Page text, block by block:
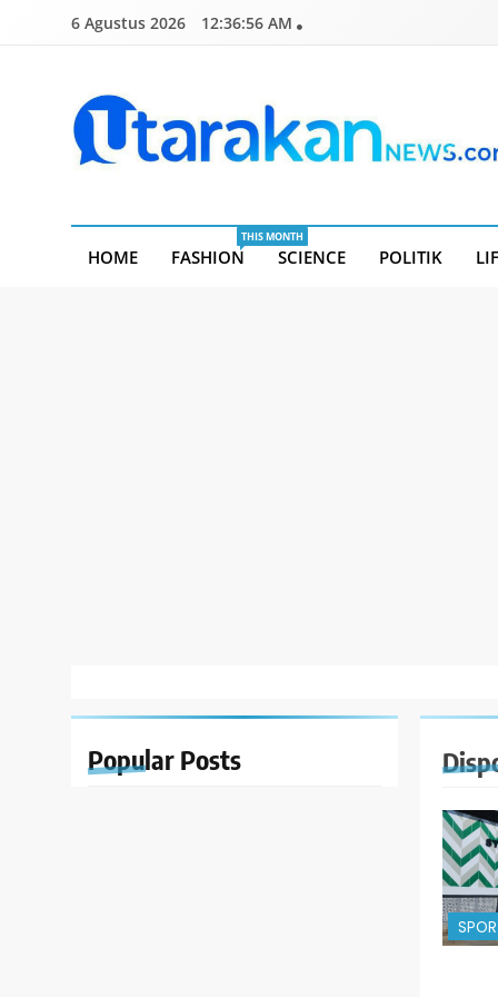
6 Agustus 2026 12:36:56 AM
HOME FASHION
THIS MONTH
SCIENCE POLITIK
Popular Posts